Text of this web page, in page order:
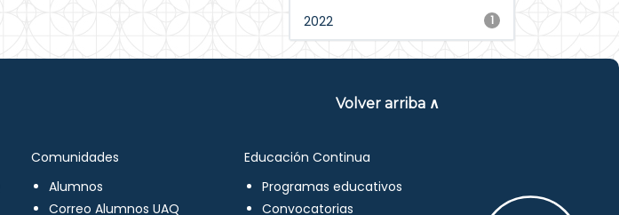
1
2022
Volver arriba ∧
Comunidades
Alumnos
Correo Alumnos UAQ
Educación Continua
Programas educativos
Convocatorias